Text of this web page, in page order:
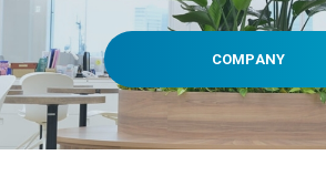
COMPANY